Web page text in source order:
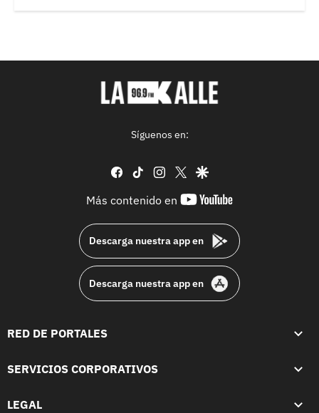
Síguenos en:
facebook
tiktok instagram
twittergoogle
Más contenido en
youtube-
Descarga nuestra app en
Descarga nuestra app en
RED DE PORTALES
SERVICIOS CORPORATIVOS
LEGAL